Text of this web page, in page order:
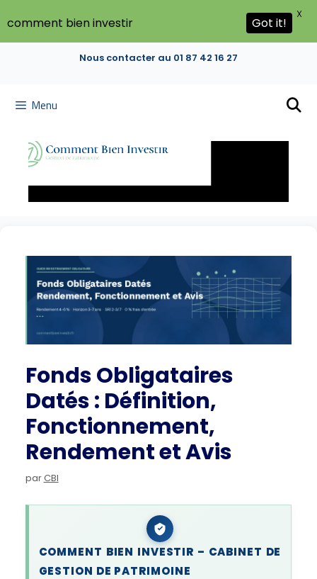
Nous contacter au 01 87 42 16 27
Menu
Fonds Obligataires
Datés : Définition,
Fonctionnement,
Rendement et Avis
parCBI
COMMENT BIEN INVESTIR – CABINET DE
GESTION DE PATRIMOINE
comment bien investir Got it!
X